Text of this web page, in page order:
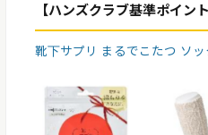
【ハンズクラブ基準ポイント
靴下サプリ まるでこたつ ソ